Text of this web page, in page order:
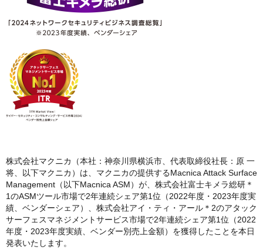
株式会社マクニカ（本社：神奈川県横浜市、代表取締役社長：原 一
将、以下マクニカ）は、マクニカの提供するMacnica Attack Surface
Management（以下Macnica ASM）が、株式会社富士キメラ総研＊
1のASMツール市場で2年連続シェア第1位（2022年度・2023年度実
績、ベンダーシェア）、株式会社アイ・ティ・アール＊2のアタック
サーフェスマネジメントサービス市場で2年連続シェア第1位（2022
年度・2023年度実績、ベンダー別売上金額）を獲得したことを本日
発表いたします。